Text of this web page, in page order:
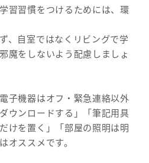
習習慣をつけるためには、環
、自室ではなくリビングで学
魔をしないよう配慮しましょ
子機器はオフ・緊急連絡以外
ウンロードする」「筆記用具
けを置く」「部屋の照明は明
オススメです。